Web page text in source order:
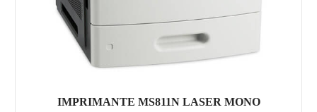
IMPRIMANTE MS811N LASER MONO